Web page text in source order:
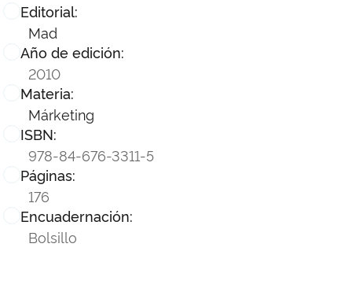
Editorial:
Mad
Año de edición:
2010
Materia:
Márketing
ISBN:
978-84-676-3311-5
Páginas:
176
Encuadernación:
Bolsillo